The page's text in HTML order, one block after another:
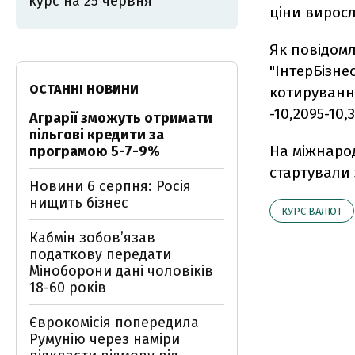
ціни
Як
-10,2095-
На
стартували
КУРС ВАЛЮТ
ОСТАННІ НОВИНИ
Аграрії зможуть отримати
пільгові кредити за
програмою 5-7-9%
Новини 6 серпня: Росія
нищить бізнес
Кабмін зобовʼязав
податкову передати
Міноборони дані чоловіків
18-60 років
Єврокомісія попередила
Румунію через наміри